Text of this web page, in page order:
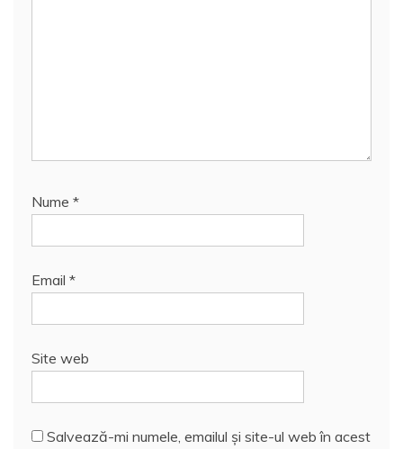
Nume *
Email *
Site web
Salvează-mi numele, emailul și site-ul web în acest